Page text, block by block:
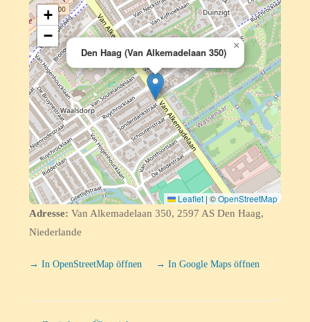
Den Haag (Van Alkemadelaan 350)
×
+
−
Leaflet|©OpenStreetMap
Adresse: Van Alkemadelaan 350, 2597 AS Den Haag,
Niederlande
→ In OpenStreetMap öffnen → In Google Maps öffnen